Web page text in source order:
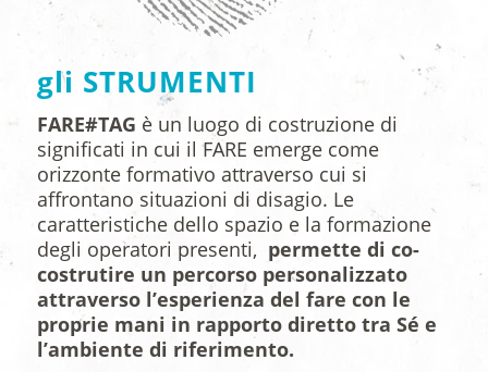
gli STRUMENTI
FARE#TAG è un luogo di costruzione di
significati in cui il FARE emerge come
orizzonte formativo attraverso cui si
affrontano situazioni di disagio. Le
caratteristiche dello spazio e la formazione
degli operatori presenti, permette di co-
costrutire un percorso personalizzato
attraverso l’esperienza del fare con le
proprie mani in rapporto diretto tra Sé e
l’ambiente di riferimento.